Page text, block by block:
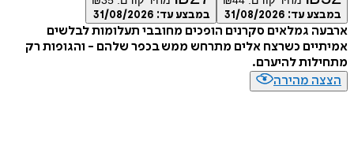
עד:31/08/2026
במבצע עד:31/08/2026
גמלאים סקרנים הופכים מחובבי תעלומות לבלשים
כשרצח אלים מתרחש ממש בכפר שלהם - והגופות רק
להיערם.
מהירה